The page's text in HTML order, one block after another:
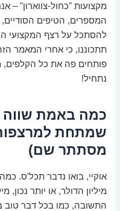
מקצועות "כחול-צווארון" –
המספרים, הטיפים
להסתכל על רצף המקצועי
תתכוננו, כי אחרי המאמר
פותחים פה את כל הקלפים,
נתחיל!
כמה באמת
שמתחת
מסתתר שם)
אוקיי, בואו נדבר תכל'ס.
מיליון הדולר, או יותר
התשובה, כמו בכל דבר טוב